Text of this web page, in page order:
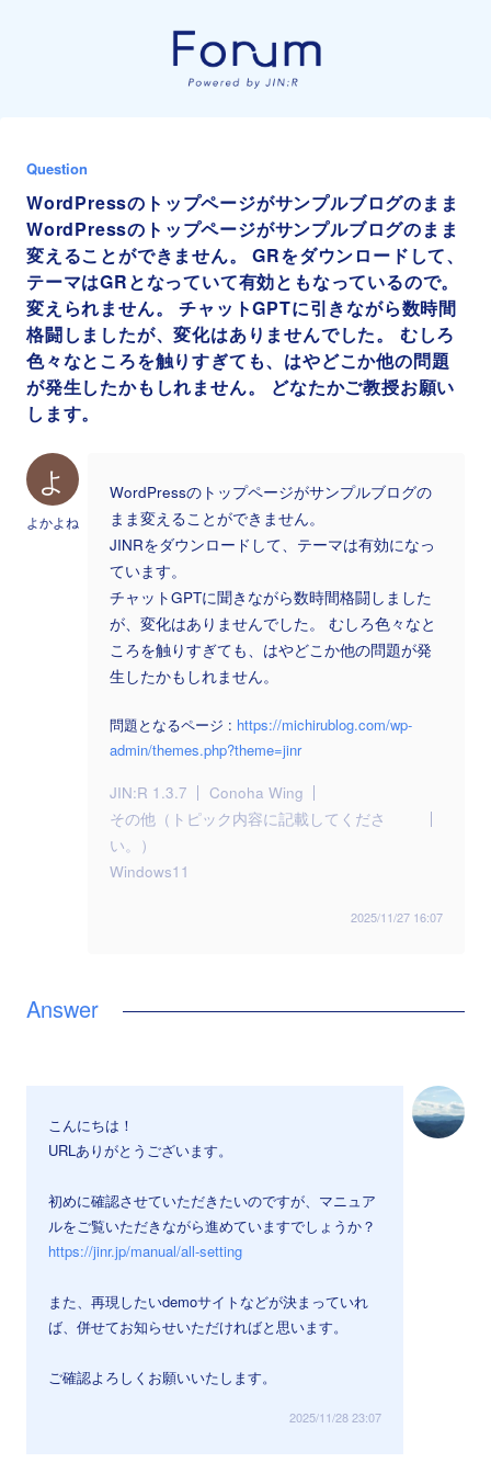
Question
WordPressのトップページがサンプルブログのまま
WordPressのトップページがサンプルブログのまま
変えることができません。 GRをダウンロードして、
テーマはGRとなっていて有効ともなっているので。
変えられません。 チャットGPTに引きながら数時間
格闘しましたが、変化はありませんでした。 むしろ
色々なところを触りすぎても、はやどこか他の問題
が発生したかもしれません。 どなたかご教授お願い
します。
よ
よかよね
WordPressのトップページがサンプルブログの
まま変えることができません。
JINRをダウンロードして、テーマは有効になっ
ています。
チャットGPTに聞きながら数時間格闘しました
が、変化はありませんでした。 むしろ色々なと
ころを触りすぎても、はやどこか他の問題が発
生したかもしれません。
問題となるページ : https://michirublog.com/wp-
admin/themes.php?theme=jinr
JIN:R 1.3.7
Conoha Wing
その他（トピック内容に記載してくださ
い。）
Windows11
2025/11/27 16:07
こんにちは！
URLありがとうございます。
初めに確認させていただきたいのですが、マニュア
ルをご覧いただきながら進めていますでしょうか？
https://jinr.jp/manual/all-setting
また、再現したいdemoサイトなどが決まっていれ
ば、併せてお知らせいただければと思います。
ご確認よろしくお願いいたします。
2025/11/28 23:07